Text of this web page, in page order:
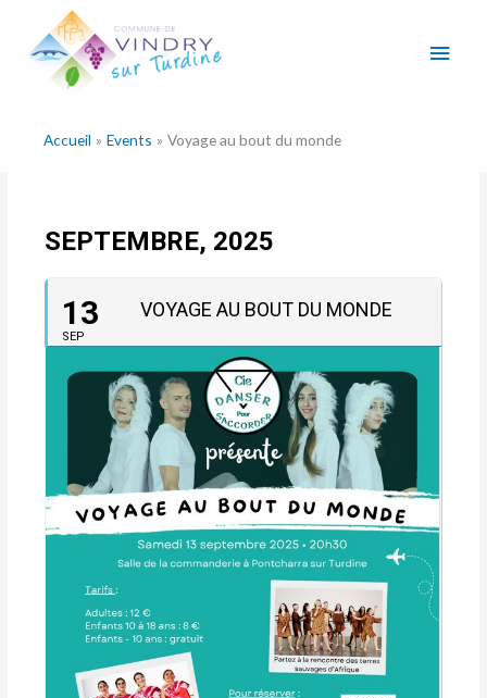
contenu
Accueil Events Voyage au bout du monde
SEPTEMBRE, 2025
13
SEP
VOYAGE AU BOUT DU MONDE